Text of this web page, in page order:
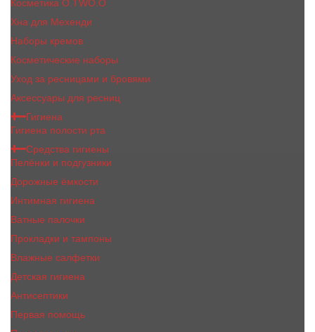
Косметика O.TWO.O
Хна для Мехенди
Наборы кремов
Косметические наборы
Уход за ресницами и бровями
Аксессуары для ресниц
Гигиена
Гигиена полости рта
Средства гигиены
Пелёнки и подгузники
Дорожные ёмкости
Интимная гигиена
Ватные палочки
Прокладки и тампоны
Влажные салфетки
Детская гигиена
Антисептики
Первая помощь